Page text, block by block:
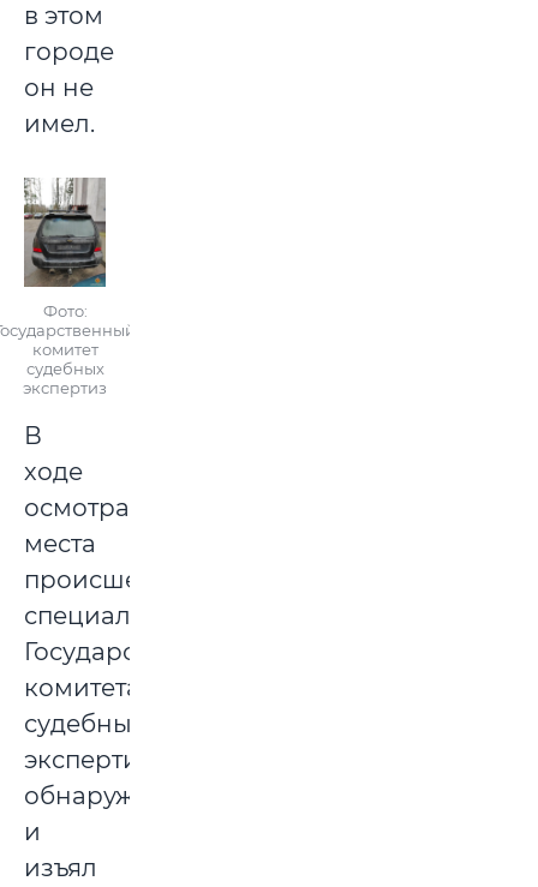
в этом
городе
он не
имел.
Фото:
комитет
судебных
экспертиз
В
ходе
осмотра
места
происшествия
специалист
Государственного
комитета
судебных
экспертиз
обнаружил
и
изъял